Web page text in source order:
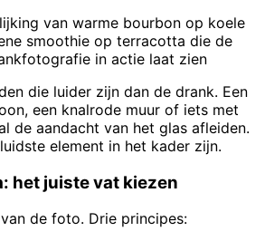
van warme bourbon op koele
smoothie op terracotta die de
in actie laat zien
die luider zijn dan de drank. Een
een knalrode muur of iets met
de aandacht van het glas afleiden.
element in het kader zijn.
het juiste vat kiezen
de foto. Drie principes: